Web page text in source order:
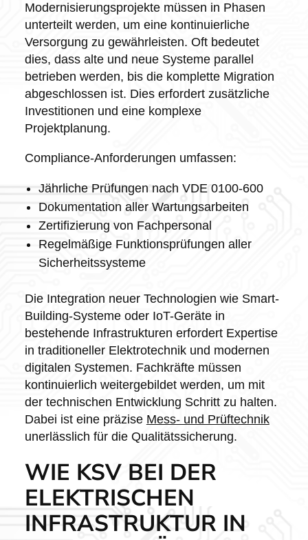
Modernisierungsprojekte müssen in Phasen
unterteilt werden, um eine kontinuierliche
Versorgung zu gewährleisten. Oft bedeutet
dies, dass alte und neue Systeme parallel
betrieben werden, bis die komplette Migration
abgeschlossen ist. Dies erfordert zusätzliche
Investitionen und eine komplexe
Projektplanung.
Compliance-Anforderungen umfassen:
Jährliche Prüfungen nach VDE 0100-600
Dokumentation aller Wartungsarbeiten
Zertifizierung von Fachpersonal
Regelmäßige Funktionsprüfungen aller
Sicherheitssysteme
Die Integration neuer Technologien wie Smart-
Building-Systeme oder IoT-Geräte in
bestehende Infrastrukturen erfordert Expertise
in traditioneller Elektrotechnik und modernen
digitalen Systemen. Fachkräfte müssen
kontinuierlich weitergebildet werden, um mit
der technischen Entwicklung Schritt zu halten.
Dabei ist eine präzise Mess- und Prüftechnik
unerlässlich für die Qualitätssicherung.
WIE KSV BEI DER
ELEKTRISCHEN
INFRASTRUKTUR IN